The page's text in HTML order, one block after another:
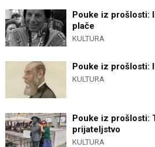
Pouke iz prošlosti:
plače
KULTURA
Pouke iz prošlosti:
KULTURA
Pouke iz prošlosti:
prijateljstvo
KULTURA